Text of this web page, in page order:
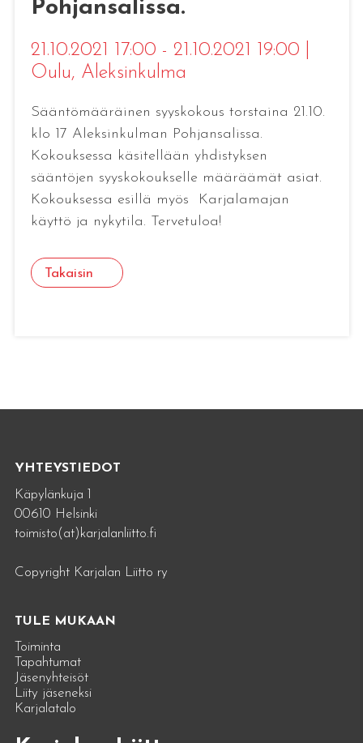
Pohjansalissa.
21.10.2021 17:00 - 21.10.2021 19:00
Oulu, Aleksinkulma
Sääntömääräinen syyskokous torstaina 21.10.
klo 17 Aleksinkulman Pohjansalissa.
Kokouksessa käsitellään yhdistyksen
sääntöjen syyskokoukselle määräämät asiat.
Kokouksessa esillä myös Karjalamajan
käyttö ja nykytila. Tervetuloa!
Takaisin
YHTEYSTIEDOT
Käpylänkuja 1
00610 Helsinki
toimisto(at)karjalanliitto.fi
Copyright Karjalan Liitto ry
TULE MUKAAN
Toiminta
Tapahtumat
Jäsenyhteisöt
Liity jäseneksi
Karjalatalo